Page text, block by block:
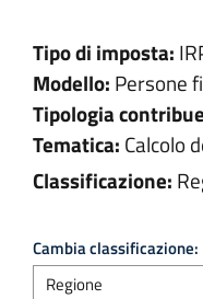
Tipo di imposta:
Modello: Persone
Tipologia
Tematica: Calcolo
Classificazione:
Cambia classificazione: